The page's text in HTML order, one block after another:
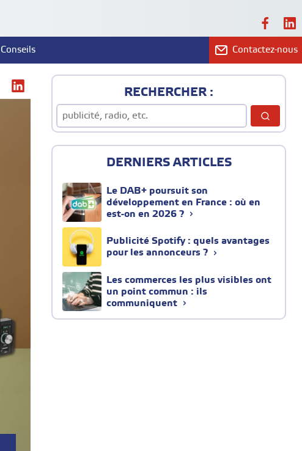
Conseils Contactez-nous
RECHERCHER :
DERNIERS ARTICLES
Le DAB+ poursuit son
développement en France : où en
est-on en 2026 ?
Publicité Spotify : quels avantages
pour les annonceurs ?
Les commerces les plus visibles ont
un point commun : ils
communiquent